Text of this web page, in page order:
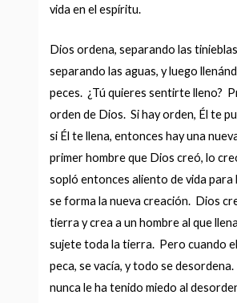
vida en el espíritu.
Dios ordena, separando las
separando las aguas, y luego
peces. ¿Tú quieres sentirte lleno?
orden de Dios. Si hay orden, Él te
si Él te llena, entonces hay una
primer hombre que Dios creó, lo
sopló entonces aliento de vida para
se forma la nueva creación. Dios
tierra y crea a un hombre al que
sujete toda la tierra. Pero cuando
peca, se vacía, y todo se
nunca le ha tenido miedo al